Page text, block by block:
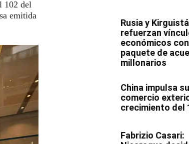
102 del
emitida
Rusia y
refuerzan
económicos con
paquete de
millonarios
China impulsa su
comercio
crecimiento del
Fabrizio Casari: